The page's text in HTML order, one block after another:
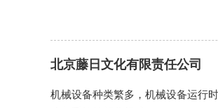
北京藤日文化有限责任公司
机械设备种类繁多，机械设备运行